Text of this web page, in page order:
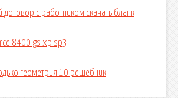
договор с работником скачать бланк
8400 gs xp sp3
геометрия 10 решебник